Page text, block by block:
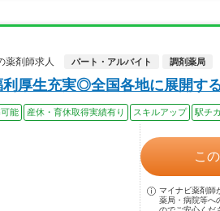
薬剤師求人
パート・アルバイト 調剤薬局
利厚生充実◎全国各地に展開す
能 産休・育休取得実績有り スキルアップ 駅チカ
こ
マイナビ薬剤師
薬局・病院等へ